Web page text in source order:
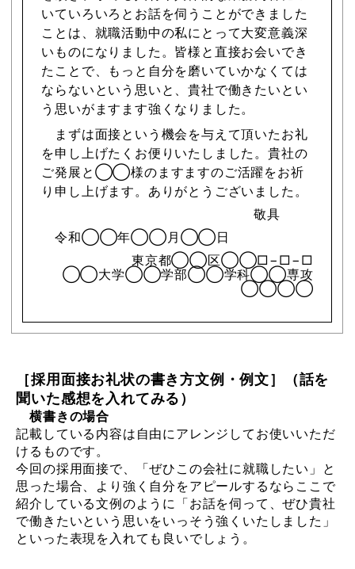
いていろいろとお話を伺うことができました
ことは、就職活動中の私にとって大変意義深
いものになりました。皆様と直接お会いでき
たことで、もっと自分を磨いていかなくては
ならないという思いと、貴社で働きたいとい
う思いがますます強くなりました。
まずは面接という機会を与えて頂いたお礼
を申し上げたくお便りいたしました。貴社の
ご発展と◯◯様のますますのご活躍をお祈
り申し上げます。ありがとうございました。
敬具
令和◯◯年◯◯月◯◯日
東京都◯◯区◯◯□−□−□
◯◯大学◯◯学部◯◯学科◯◯専攻
◯◯◯◯
［採用面接お礼状の書き方文例・例文］（話を
聞いた感想を入れてみる）
横書きの場合
記載している内容は自由にアレンジしてお使いいただ
けるものです。
今回の採用面接で、「ぜひこの会社に就職したい」と
思った場合、より強く自分をアピールするならここで
紹介している文例のように「お話を伺って、ぜひ貴社
で働きたいという思いをいっそう強くいたしました」
といった表現を入れても良いでしょう。